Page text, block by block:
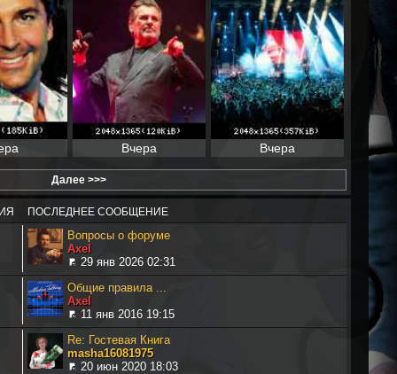
Вчера Вчера
Далее >>>
ПОСЛЕДНЕЕ СООБЩЕНИЕ
Вопросы о форуме
Axel
29 янв 2026 02:31
Общие правила ...
Axel
11 янв 2016 19:15
Re: Гостевая Книга
masha16081975
20 июн 2020 18:03